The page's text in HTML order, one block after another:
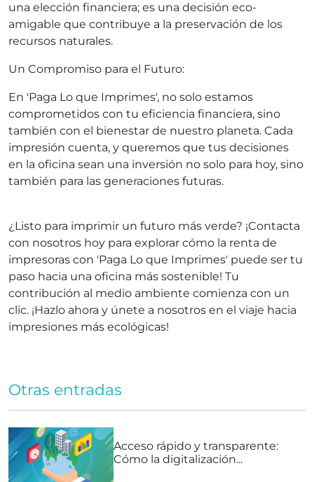
una elección financiera; es una decisión eco-
amigable que contribuye a la preservación de los
recursos naturales.
Un Compromiso para el Futuro:
En 'Paga Lo que Imprimes', no solo estamos
comprometidos con tu eficiencia financiera, sino
también con el bienestar de nuestro planeta. Cada
impresión cuenta, y queremos que tus decisiones
en la oficina sean una inversión no solo para hoy, sino
también para las generaciones futuras.
¿Listo para imprimir un futuro más verde? ¡Contacta
con nosotros hoy para explorar cómo la renta de
impresoras con 'Paga Lo que Imprimes' puede ser tu
paso hacia una oficina más sostenible! Tu
contribución al medio ambiente comienza con un
clic. ¡Hazlo ahora y únete a nosotros en el viaje hacia
impresiones más ecológicas!
Otras entradas
Acceso rápido y transparente:
Cómo la digitalización...